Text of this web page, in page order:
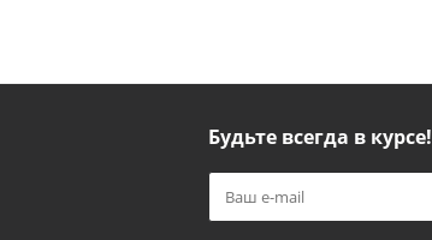
Будьте всегда в курсе!